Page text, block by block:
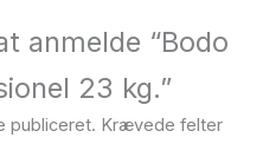
anmelde “Bodo
23 kg.”
publiceret. Krævede felter